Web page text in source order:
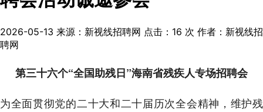
2026-05-13 来源：新视线招聘网 点击： 16 次 作者：新视线招
聘网
第三十六个“全国助残日”海南省残疾人专场招聘会
为全面贯彻党的二十大和二十届历次全会精神，维护残